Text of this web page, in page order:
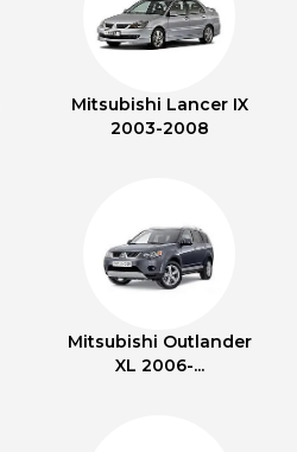
Mitsubishi Lancer IX
2003-2008
Mitsubishi Outlander
XL 2006-...